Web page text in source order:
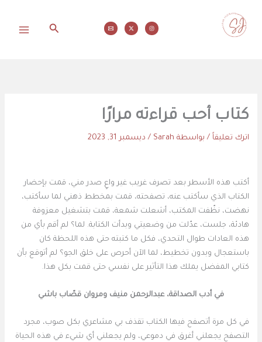
المحتوى
البحث
كتاب أحب قراءته مرارًا
اترك تعليقاً / بواسطة Sarah
/ ديسمبر 31, 2023
أكتب هذه الأسطر بعد تصرف غريب غير واعٍ صدر مني، قمت بإحضار
الكتاب الذي سأكتب عنه، تصفحته، قمت بمخطط ذهني لما سأكتب،
نهضت، نظّفت المكتب، أشعلت شمعة، قمت بتشغيل معزوفة
هادئة، جلست، عدّلت من وضعيتي وبدأت الكتابة. لما؟ لم أقم بأي من
هذه العادات طوال التحدي، فكل ما كتبته حتى هذه اللحظة كان
باستعجال وبدون تخطيط، لما الآن أحرص على خلق الجو؟ لم أتوقع بأن
كتابي المفضل يملك هذا التأثير على نفسي حتى قمت بكل هذا.
في أدب الصداقة، عبدالرحمن منيف ومروان قصّاب باشي
في كل مرة أتصفح فيها الكتاب تقذف بي مشاعري بكل صوب، مجرد
التصفح يجعلني أغرق في دموعي، ولم يجعلني أي شيء في هذه الحياة